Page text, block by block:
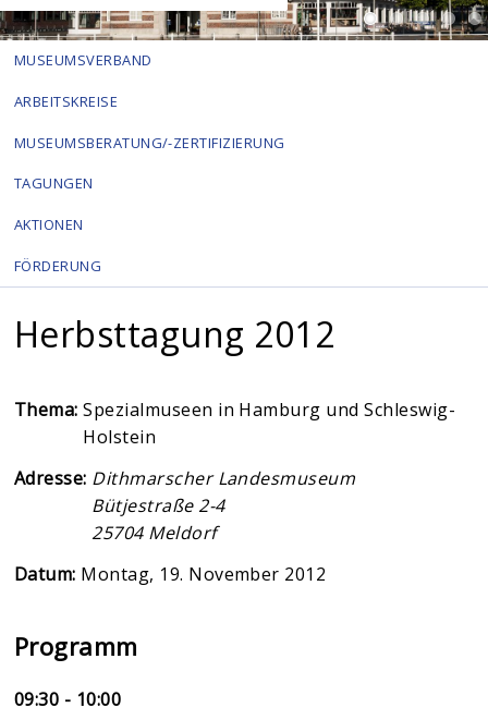
MUSEUMSVERBAND
ARBEITSKREISE
MUSEUMSBERATUNG/-ZERTIFIZIERUNG
TAGUNGEN
AKTIONEN
FÖRDERUNG
Herbsttagung 2012
Thema:Spezialmuseen in Hamburg und Schleswig-
Holstein
Adresse: Dithmarscher Landesmuseum
Bütjestraße 2-4
25704 Meldorf
Datum: Montag, 19. November 2012
Programm
09:30 - 10:00